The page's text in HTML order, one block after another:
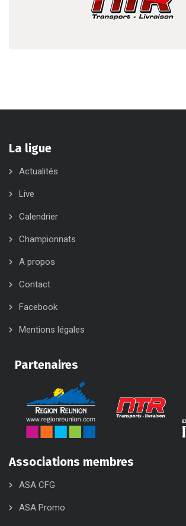
La ligue
Actualités
Live
Calendrier
Championnats
A propos
Contact
Facebook
Mentions légales
Partenaires
Associations membres
ASA CFG
ASA Promo